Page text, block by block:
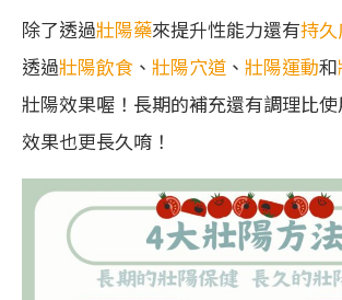
除了透過壯陽藥來提升性能力還有持
透過壯陽飲食 、 壯陽穴道 、 壯陽運動和
壯陽效果喔！長期的補充還有調理比使
效果也更長久唷！